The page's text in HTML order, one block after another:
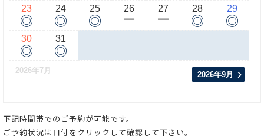
23
◎
24
◎
25
◎
26
ー
27
ー
28
◎
29
◎
30
◎
31
◎
2026年7月 2026年9月
下記時間帯でのご予約が可能です。
ご予約状況は日付をクリックして確認して下さい。